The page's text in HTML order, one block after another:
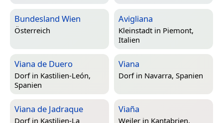
Bundesland Wien
Österreich
Avigliana
Kleinstadt in Piemont,
Italien
Viana de Duero
Dorf in Kastilien-León,
Spanien
Viana
Dorf in Navarra, Spanien
Viana de Jadraque
Dorf in Kastilien-La
Viaña
Weiler in Kantabrien,